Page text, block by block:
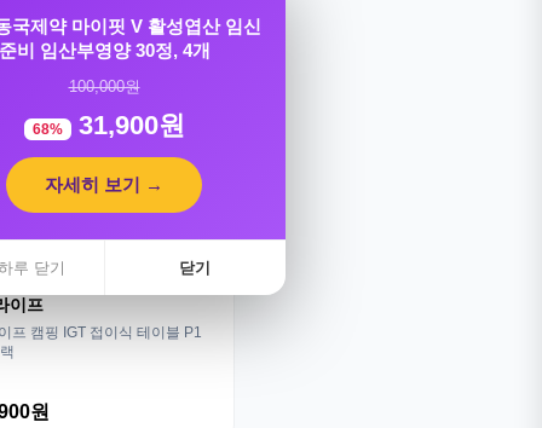
이프
프 캠핑 IGT 접이식 테이블 P1
원
국제약 마이핏 V 활성엽산 임신
준비 임산부영양 30정, 4개
100,000원
68% 31,900원
자세히 보기 →
루 닫기 닫기